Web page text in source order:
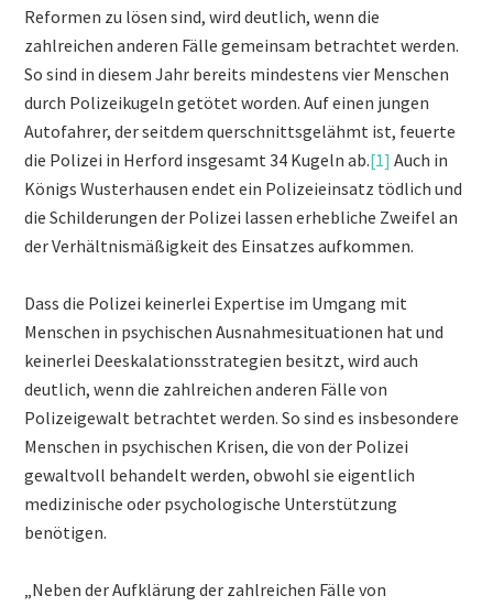
Reformen zu lösen sind, wird deutlich, wenn die
zahlreichen anderen Fälle gemeinsam betrachtet werden.
So sind in diesem Jahr bereits mindestens vier Menschen
durch Polizeikugeln getötet worden. Auf einen jungen
Autofahrer, der seitdem querschnittsgelähmt ist, feuerte
die Polizei in Herford insgesamt 34 Kugeln ab.[1] Auch in
Königs Wusterhausen endet ein Polizeieinsatz tödlich und
die Schilderungen der Polizei lassen erhebliche Zweifel an
der Verhältnismäßigkeit des Einsatzes aufkommen.
Dass die Polizei keinerlei Expertise im Umgang mit
Menschen in psychischen Ausnahmesituationen hat und
keinerlei Deeskalationsstrategien besitzt, wird auch
deutlich, wenn die zahlreichen anderen Fälle von
Polizeigewalt betrachtet werden. So sind es insbesondere
Menschen in psychischen Krisen, die von der Polizei
gewaltvoll behandelt werden, obwohl sie eigentlich
medizinische oder psychologische Unterstützung
benötigen.
„Neben der Aufklärung der zahlreichen Fälle von